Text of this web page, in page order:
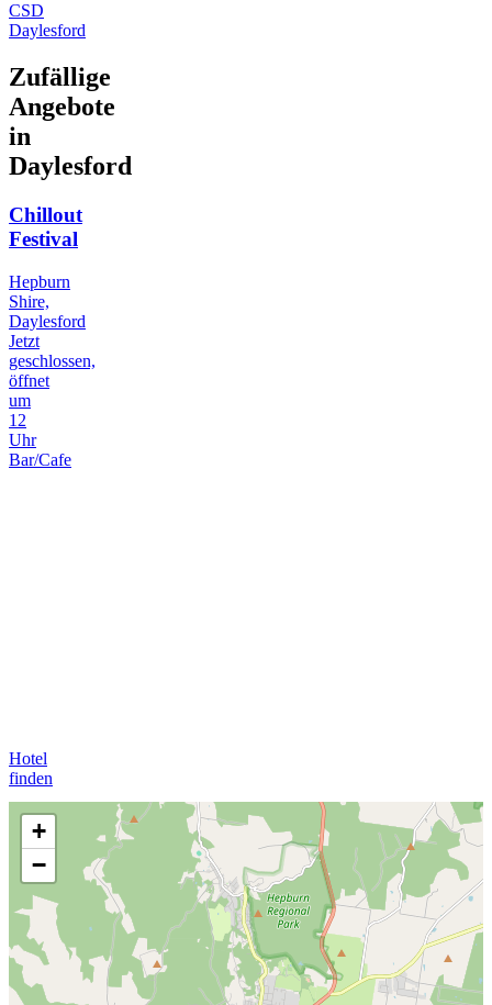
CSD
Daylesford
Zufällige
Angebote
in
Daylesford
Chillout
Festival
Hepburn
Shire,
Daylesford
Jetzt
geschlossen,
öffnet
um
12
Uhr
Bar/Cafe
Hotel
finden
+
−